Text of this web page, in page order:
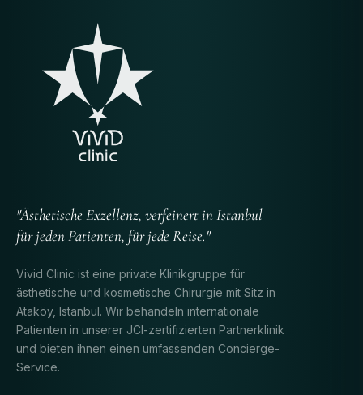
"Ästhetische Exzellenz, verfeinert in Istanbul –
für jeden Patienten, für jede Reise."
Vivid Clinic ist eine private Klinikgruppe für
ästhetische und kosmetische Chirurgie mit Sitz in
Ataköy, Istanbul. Wir behandeln internationale
Patienten in unserer JCI-zertifizierten Partnerklinik
und bieten ihnen einen umfassenden Concierge-
Service.